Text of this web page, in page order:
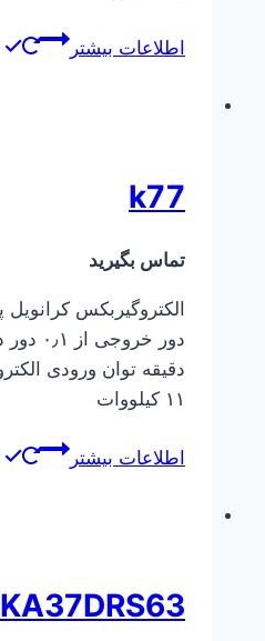
اطلاعات بیشتر
k77
تماس بگیرید
۱۱ کیلووات
اطلاعات بیشتر
KA37DRS63